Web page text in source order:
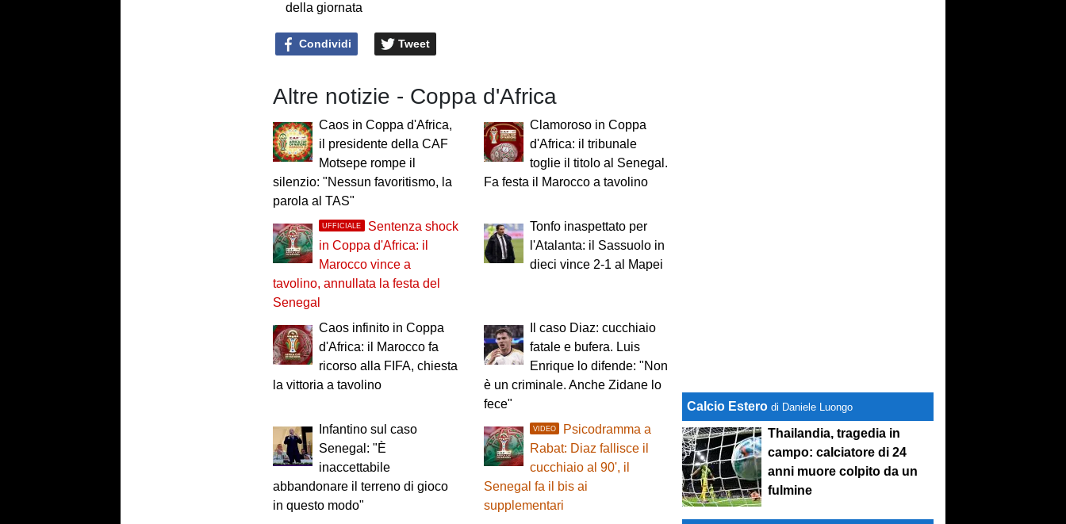
della giornata
Condividi Tweet
Altre notizie - Coppa d'Africa
Caos in Coppa d'Africa,
il presidente della CAF
Motsepe rompe il
silenzio: "Nessun favoritismo, la
parola al TAS"
Clamoroso in Coppa
d'Africa: il tribunale
toglie il titolo al Senegal.
Fa festa il Marocco a tavolino
UFFICIALE
Sentenza shock
in Coppa d'Africa: il
Marocco vince a
tavolino, annullata la festa del
Senegal
Tonfo inaspettato per
l'Atalanta: il Sassuolo in
dieci vince 2-1 al Mapei
Caos infinito in Coppa
d'Africa: il Marocco fa
ricorso alla FIFA, chiesta
la vittoria a tavolino
Il caso Diaz: cucchiaio
fatale e bufera. Luis
Enrique lo difende: "Non
è un criminale. Anche Zidane lo
fece"
Infantino sul caso
Senegal: "È
inaccettabile
abbandonare il terreno di gioco
in questo modo"
VIDEO
Psicodramma a
Rabat: Diaz fallisce il
cucchiaio al 90', il
Senegal fa il bis ai
supplementari
Calcio Estero di Daniele Luongo
Thailandia, tragedia in
campo: calciatore di 24
anni muore colpito da un
fulmine